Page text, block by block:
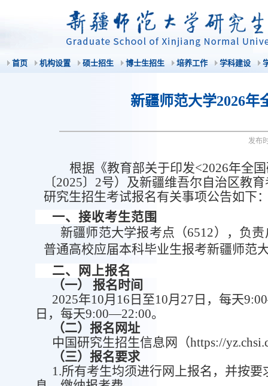
首页 机构设置 硕士招生 博士生招生 培养工作 学科建设
新疆师范大学2026年
发布
根据《教育部关于印发<2026年全
〔2025〕2号）及新疆维吾尔自治区教
研究生招生考试报名有关事项公告如下
一、 接收考生范围
新疆师范大学报考点（6512），负
普通高校应届本科毕业生报考新疆师范
二、网上报名
（一）
报名时间
2025年10月16日至10月27日，每天
日，每天9:00—22:00。
（二）报名网址
中国研究生招生信息网（https://
（三）报名要求
1.所有考生均须进行网上报名，并按